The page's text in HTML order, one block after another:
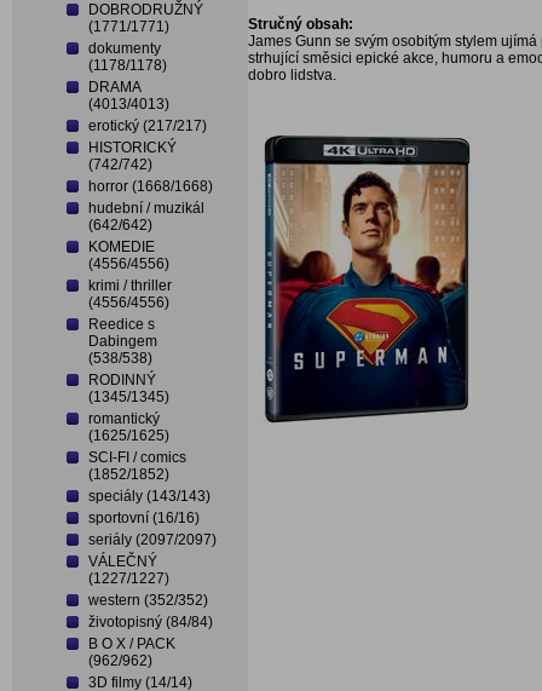
DOBRODRUŽNÝ
(1771/1771)
dokumenty
(1178/1178)
DRAMA
(4013/4013)
erotický (217/217)
HISTORICKÝ
(742/742)
horror (1668/1668)
hudební / muzikál
(642/642)
KOMEDIE
(4556/4556)
krimi / thriller
(4556/4556)
Reedice s
Dabingem
(538/538)
RODINNÝ
(1345/1345)
romantický
(1625/1625)
SCI-FI / comics
(1852/1852)
speciály (143/143)
sportovní (16/16)
seriály (2097/2097)
VÁLEČNÝ
(1227/1227)
western (352/352)
životopisný (84/84)
B O X / PACK
(962/962)
3D filmy (14/14)
Stručný obsah:
James Gunn se svým osobitým stylem
strhující směsici epické akce, humoru a
dobro lidstva.